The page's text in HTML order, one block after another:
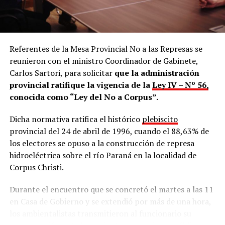
droga y, en lugar de secuestrarla, iniciar la actuación
judicial y dar intervención a la Justicia, recibir esa droga
como si fuera una “entrega voluntaria”, omitiendo todo
el procedimiento penal. La entrega del elemento no
hace desaparecer el hecho investigado ni exime de la
obligación de actuar conforme a la ley”.
En cuestión de minutos,el comentario fue eliminado
la mencionada cuenta oficial del Ministerio de Ecología,
como también la del ministro Martín Recaman, el
subsecretarioFacundo Ringay el director general
Franco García Sosa , ante lo cual están impedidos de
interactuar entre cuentas.
Referentes de la Mesa Provincial No a las Represas se
reunieron con el ministro Coordinador de Gabinete,
Carlos Sartori, para solicitar que la administración
provincial ratifique la vigencia de laLey IV – Nº 56,
conocida como “Ley del No a Corpus”.
Dicha normativa ratifica el histórico plebiscito
provincial del 24 de abril de 1996, cuando el 88,63% de
los electores se opuso a la construcción de represa
hidroeléctrica sobre el río Paraná en la localidad de
Corpus Christi.
Durante el encuentro que se concretó el martes a las 11
en Casa de Gobierno y se extendió por más de una hora,